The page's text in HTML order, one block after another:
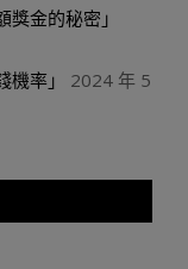
獎金的秘密」
率」
2024 年 5